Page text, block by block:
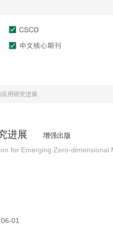
用研究进展
进展
增强出版
for Emerging Zero-dimensional
01